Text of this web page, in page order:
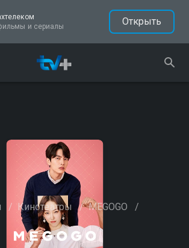
и сериалы
Открыть
/ Кинотеатры / MEGOGO /